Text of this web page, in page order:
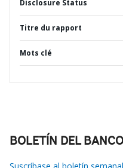
Disclosure Status
Titre du rapport
Mots clé
BOLETÍN DEL